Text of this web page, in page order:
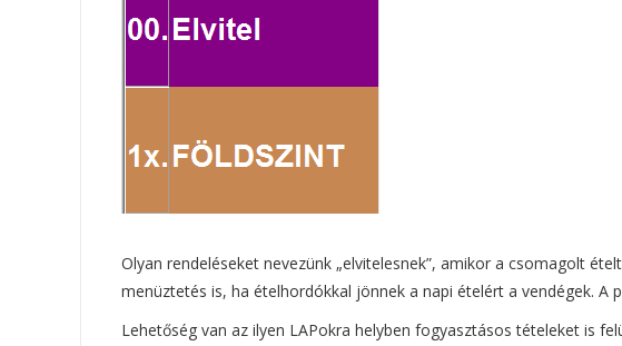
Olyan rendeléseket nevezünk „elvitelesnek”, amikor a csomagolt
menüztetés is, ha ételhordókkal jönnek a napi ételért a vendégek. A
Lehetőség van az ilyen LAPokra helyben fogyasztásos tételeket is